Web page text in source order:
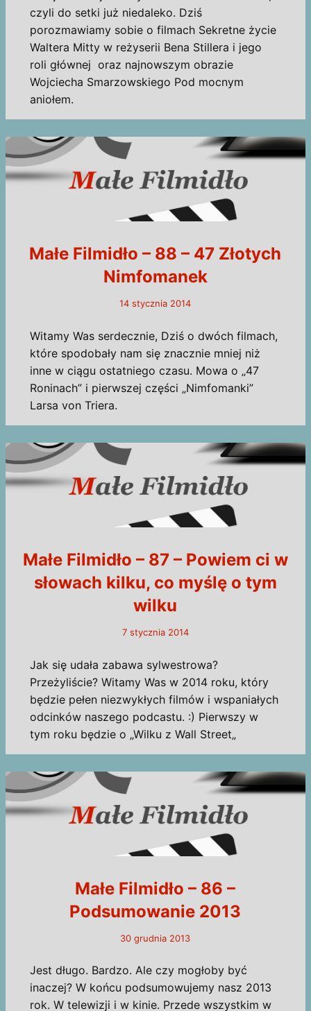
czyli do setki już niedaleko. Dziś
porozmawiamy sobie o filmach Sekretne życie
Waltera Mitty w reżyserii Bena Stillera i jego
roli głównej oraz najnowszym obrazie
Wojciecha Smarzowskiego Pod mocnym
aniołem.
Małe Filmidło – 88 – 47 Złotych
Nimfomanek
14 stycznia 2014
Witamy Was serdecznie, Dziś o dwóch filmach,
które spodobały nam się znacznie mniej niż
inne w ciągu ostatniego czasu. Mowa o „47
Roninach” i pierwszej części „Nimfomanki”
Larsa von Triera.
Małe Filmidło – 87 – Powiem ci w
słowach kilku, co myślę o tym
wilku
7 stycznia 2014
Jak się udała zabawa sylwestrowa?
Przeżyliście? Witamy Was w 2014 roku, który
będzie pełen niezwykłych filmów i wspaniałych
odcinków naszego podcastu. :) Pierwszy w
tym roku będzie o „Wilku z Wall Street„
Małe Filmidło – 86 –
Podsumowanie 2013
30 grudnia 2013
Jest długo. Bardzo. Ale czy mogłoby być
inaczej? W końcu podsumowujemy nasz 2013
rok. W telewizji i w kinie. Przede wszystkim w